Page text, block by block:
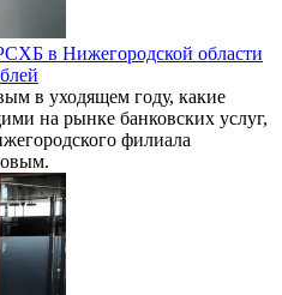
в Нижегородской области
в уходящем году, какие
на рынке банковских услуг,
филиала